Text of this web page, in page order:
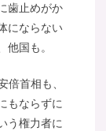
歯止めがか
にならない
他国も。
倍首相も、
もならずに
う権力者に